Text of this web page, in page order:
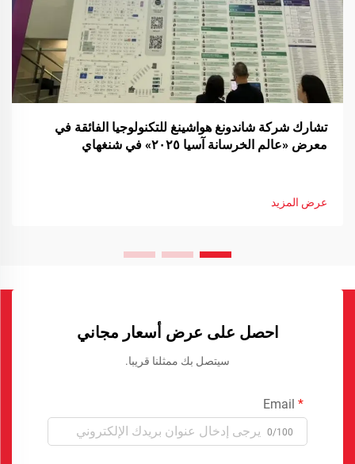
تشارك شركة شاندونغ هواشينغ للتكنولوجيا الفائقة في
معرض «عالم الخرسانة آسيا ٢٠٢٥» في شنغهاي
عرض المزيد
احصل على عرض أسعار مجاني
سيتصل بك ممثلنا قريبا.
0/100